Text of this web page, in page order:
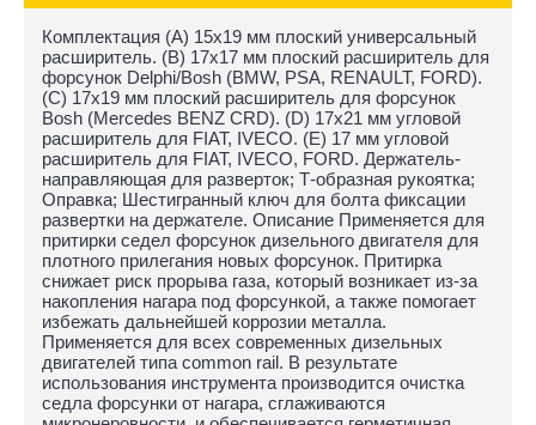
Комплектация (A) 15x19 мм плоский универсальный
расширитель. (B) 17x17 мм плоский расширитель для
форсунок Delphi/Bosh (BMW, PSA, RENAULT, FORD).
(C) 17x19 мм плоский расширитель для форсунок
Bosh (Mercedes BENZ CRD). (D) 17x21 мм угловой
расширитель для FIAT, IVECO. (E) 17 мм угловой
расширитель для FIAT, IVECO, FORD. Держатель-
направляющая для разверток; Т-образная рукоятка;
Оправка; Шестигранный ключ для болта фиксации
развертки на держателе. Описание Применяется для
притирки седел форсунок дизельного двигателя для
плотного прилегания новых форсунок. Притирка
снижает риск прорыва газа, который возникает из-за
накопления нагара под форсункой, а также помогает
избежать дальнейшей коррозии металла.
Применяется для всех современных дизельных
двигателей типа common rail. В результате
использования инструмента производится очистка
седла форсунки от нагара, сглаживаются